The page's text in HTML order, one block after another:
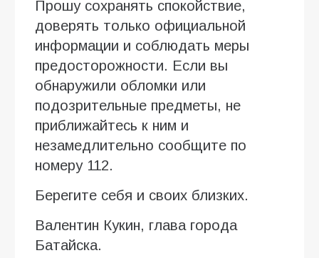
Прошу сохранять спокойствие,
доверять только официальной
информации и соблюдать меры
предосторожности. Если вы
обнаружили обломки или
подозрительные предметы, не
приближайтесь к ним и
незамедлительно сообщите по
номеру 112.
Берегите себя и своих близких.
Валентин Кукин, глава города
Батайска.